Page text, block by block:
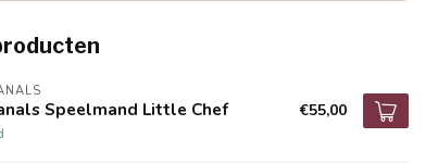
Speelmand Little Chef €55,00